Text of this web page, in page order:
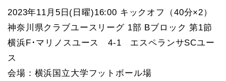
2023年11月5日(日曜)16:00 キックオフ（40分×2）
神奈川県クラブユースリーグ 1部 Bブロック 第1節
横浜F･マリノスユース 4-1 エスペランサSCユー
ス
会場：横浜国立大学フットボール場